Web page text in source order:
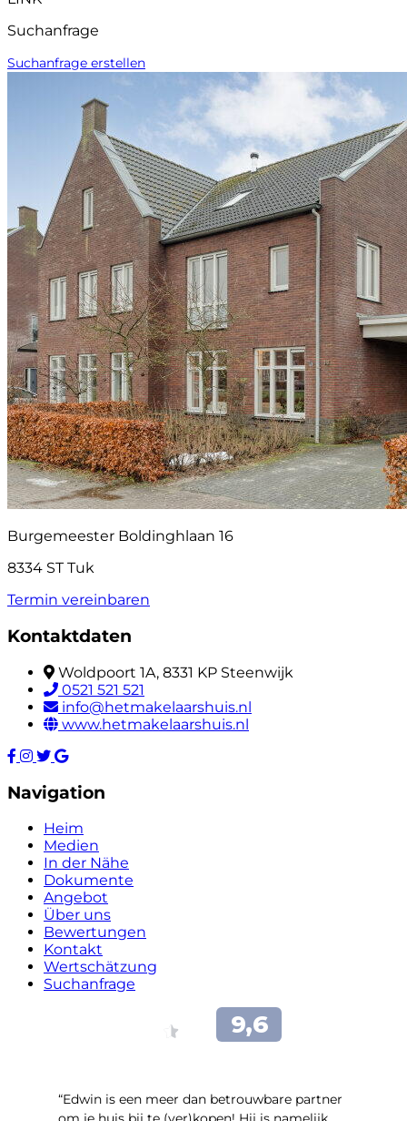
Suchanfrage
Suchanfrage erstellen
Burgemeester Boldinghlaan 16
8334 ST Tuk
Termin vereinbaren
Kontaktdaten
Woldpoort 1A, 8331 KP Steenwijk
0521 521 521
info@hetmakelaarshuis.nl
www.hetmakelaarshuis.nl
Navigation
Heim
Medien
In der Nähe
Dokumente
Angebot
Über uns
Bewertungen
Kontakt
Wertschätzung
Suchanfrage
“Edwin is een meer dan betrouwbare partner